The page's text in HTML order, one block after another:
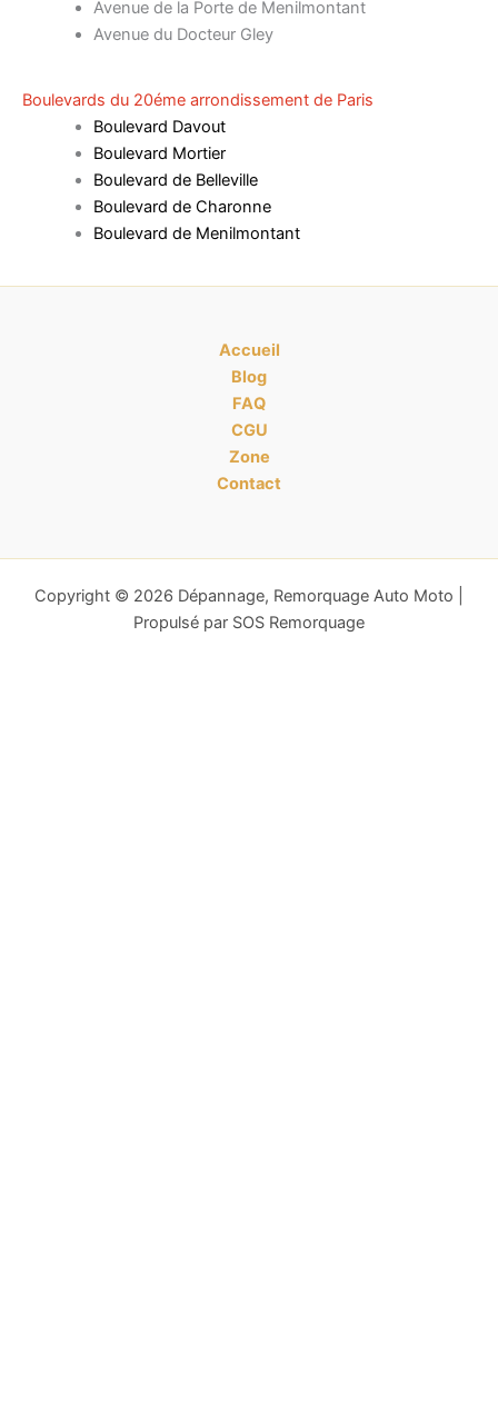
Avenue de la Porte de Menilmontant
Avenue du Docteur Gley
Boulevards du 20éme arrondissement de Paris
Boulevard Davout
Boulevard Mortier
Boulevard de Belleville
Boulevard de Charonne
Boulevard de Menilmontant
Accueil
Blog
FAQ
CGU
Zone
Contact
Copyright © 2026 Dépannage, Remorquage Auto Moto |
Propulsé par SOS Remorquage